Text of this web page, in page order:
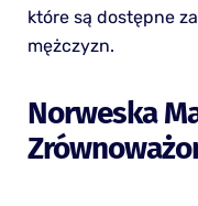
które są dostępne
mężczyzn.
Norweska